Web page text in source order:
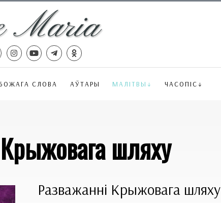
СЛОВА АЎТАРЫ МАЛІТВЫ ЧАСОПІС
шляху
Разважанні Крыжовага шляху